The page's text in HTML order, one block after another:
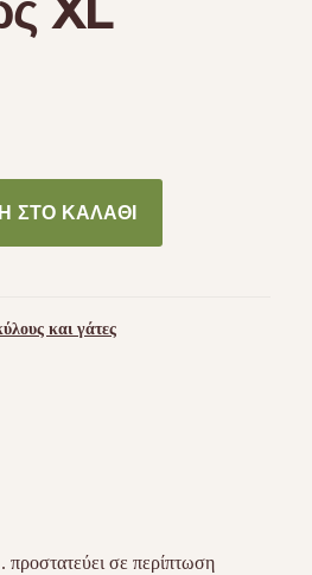
ΣΤΟ ΚΑΛΆΘΙ
και γάτες
σε περίπτωση